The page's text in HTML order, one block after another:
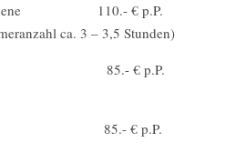
110.- € p.P.
ca. 3 – 3,5 Stunden)
85.- € p.P.
85.- € p.P.